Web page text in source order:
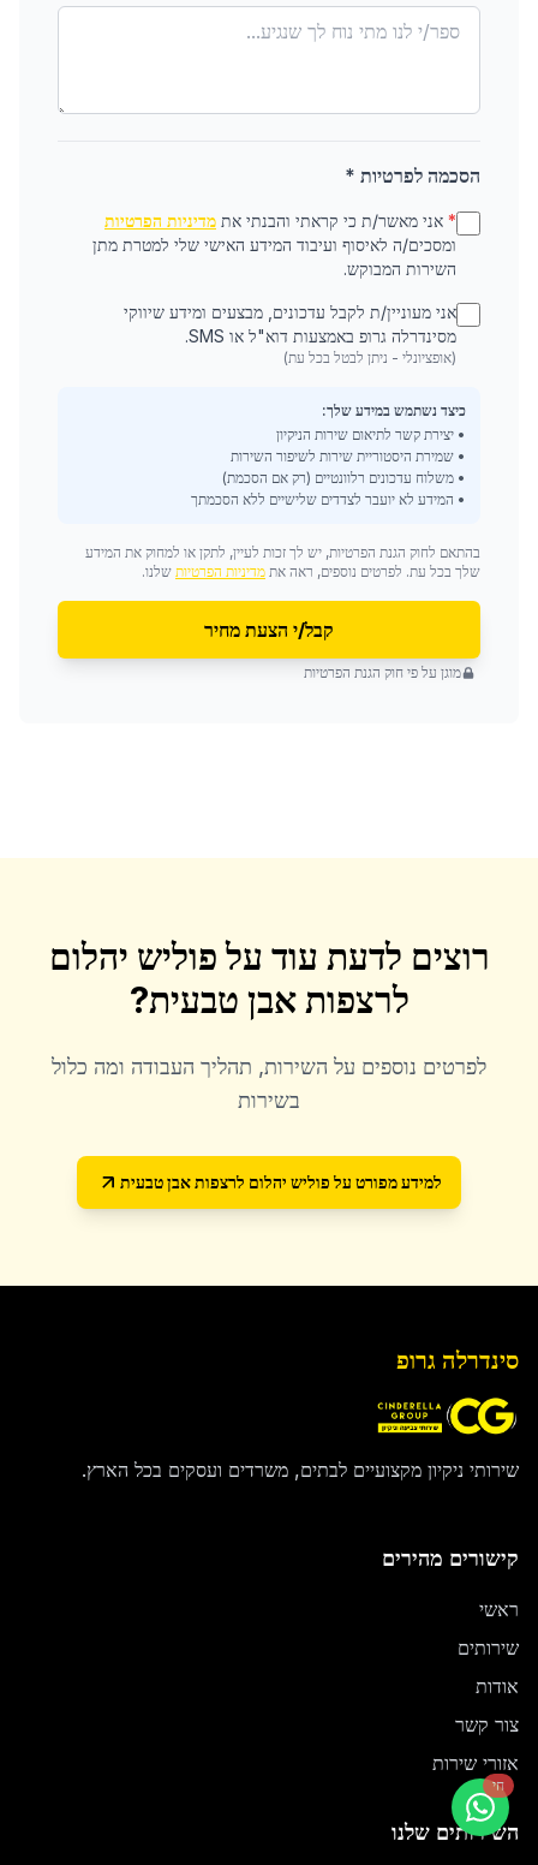
הסכמה לפרטיות *
* אני מאשר/ת כי קראתי והבנתי את מדיניות הפרטיות
ומסכים/ה לאיסוף ועיבוד המידע האישי שלי למטרת מתן
השירות המבוקש.
אני מעוניין/ת לקבל עדכונים, מבצעים ומידע שיווקי
מסינדרלה גרופ באמצעות דוא"ל או SMS.
(אופציונלי - ניתן לבטל בכל עת)
כיצד נשתמש במידע שלך:
• יצירת קשר לתיאום שירות הניקיון
• שמירת היסטוריית שירות לשיפור השירות
• משלוח עדכונים רלוונטיים (רק אם הסכמת)
• המידע לא יועבר לצדדים שלישיים ללא הסכמתך
בהתאם לחוק הגנת הפרטיות, יש לך זכות לעיין, לתקן או למחוק את המידע
שלך בכל עת. לפרטים נוספים, ראה את מדיניות הפרטיות שלנו.
קבל/י הצעת מחיר
מוגן על פי חוק הגנת הפרטיות
רוצים לדעת עוד עלפוליש יהלום
לרצפות אבן טבעית?
לפרטים נוספים על השירות, תהליך העבודה ומה כלול
בשירות
למידע מפורט על פוליש יהלום לרצפות אבן טבעית
סינדרלה גרופ
שירותי ניקיון מקצועיים לבתים, משרדים ועסקים בכל הארץ.
קישורים מהירים
ראשי
שירותים
אודות
צור קשר
אזורי שירות
השירותים שלנו
חי